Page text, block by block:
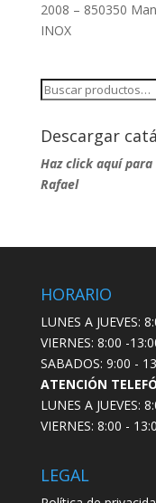
2008 – 850350
INOX
Buscar
Descargar
Haz click aquí
Rafael
HORARIO
LUNES A JUEVES:
VIERNES: 8:00 -
SABADOS: 9:00 -
ATENCIÓN
LUNES A JUEVES:
VIERNES: 8:00 -
LEGAL